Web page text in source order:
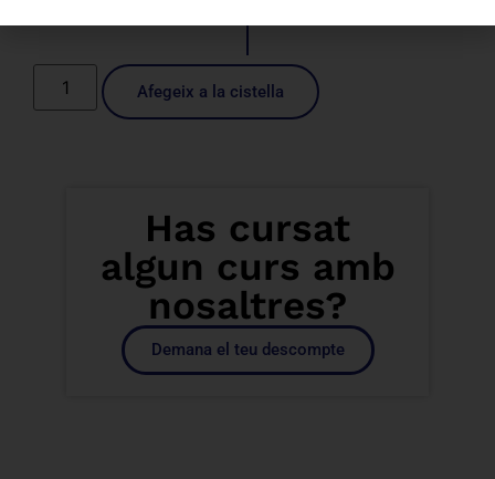
Afegeix a la cistella
Has cursat
algun curs amb
nosaltres?
Demana el teu descompte